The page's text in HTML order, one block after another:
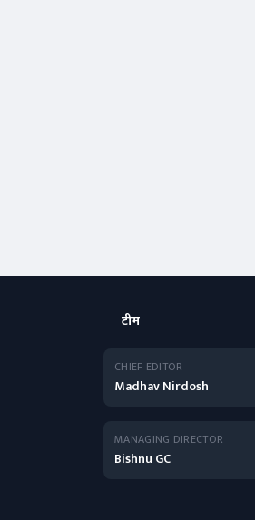
टीम
CHIEF EDITOR
Madhav Nirdosh
MANAGING DIRECTOR
Bishnu GC